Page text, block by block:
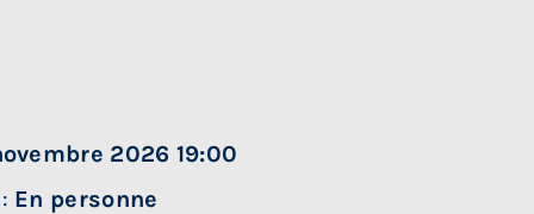
2026 19:00
En personne